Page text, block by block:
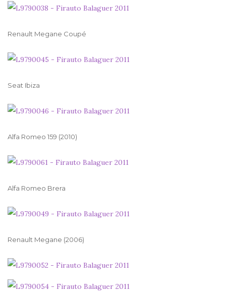
Renault Megane Coupé
Seat Ibiza
Alfa Romeo 159 (2010)
Alfa Romeo Brera
Renault Megane (2006)